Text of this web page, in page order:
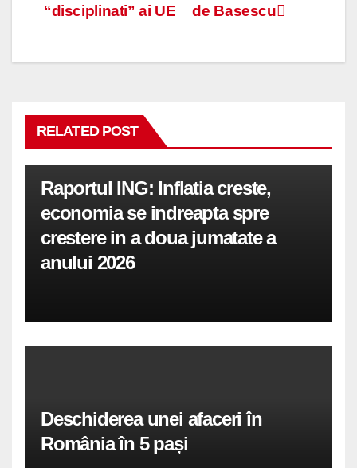
articole
de Basescu
“disciplinati” ai UE
RELATED POST
Raportul ING: Inflatia creste,
economia se indreapta spre
crestere in a doua jumatate a
anului 2026
Deschiderea unei afaceri în
România în 5 pași